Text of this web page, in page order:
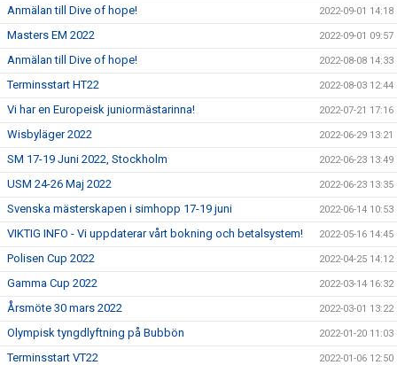
Anmälan till Dive of hope! 2022-09-01 14:18
Masters EM 2022 2022-09-01 09:57
Anmälan till Dive of hope! 2022-08-08 14:33
Terminsstart HT22 2022-08-03 12:44
Vi har en Europeisk juniormästarinna! 2022-07-21 17:16
Wisbyläger 2022 2022-06-29 13:21
SM 17-19 Juni 2022, Stockholm 2022-06-23 13:49
USM 24-26 Maj 2022 2022-06-23 13:35
Svenska mästerskapen i simhopp 17-19 juni 2022-06-14 10:53
VIKTIG INFO - Vi uppdaterar vårt bokning och betalsystem! 2022-05-16 14:45
Polisen Cup 2022 2022-04-25 14:12
Gamma Cup 2022 2022-03-14 16:32
Årsmöte 30 mars 2022 2022-03-01 13:22
Olympisk tyngdlyftning på Bubbön 2022-01-20 11:03
Terminsstart VT22 2022-01-06 12:50